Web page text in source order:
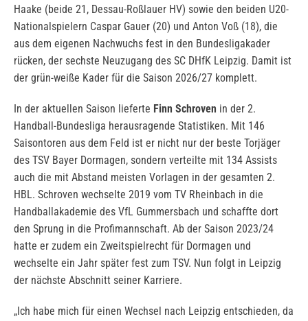
Haake (beide 21, Dessau-Roßlauer HV) sowie den beiden U20-
Nationalspielern Caspar Gauer (20) und Anton Voß (18), die
aus dem eigenen Nachwuchs fest in den Bundesligakader
rücken, der sechste Neuzugang des SC DHfK Leipzig. Damit ist
der grün-weiße Kader für die Saison 2026/27 komplett.
In der aktuellen Saison lieferte Finn Schroven in der 2.
Handball-Bundesliga herausragende Statistiken. Mit 146
Saisontoren aus dem Feld ist er nicht nur der beste Torjäger
des TSV Bayer Dormagen, sondern verteilte mit 134 Assists
auch die mit Abstand meisten Vorlagen in der gesamten 2.
HBL. Schroven wechselte 2019 vom TV Rheinbach in die
Handballakademie des VfL Gummersbach und schaffte dort
den Sprung in die Profimannschaft. Ab der Saison 2023/24
hatte er zudem ein Zweitspielrecht für Dormagen und
wechselte ein Jahr später fest zum TSV. Nun folgt in Leipzig
der nächste Abschnitt seiner Karriere.
„Ich habe mich für einen Wechsel nach Leipzig entschieden, da